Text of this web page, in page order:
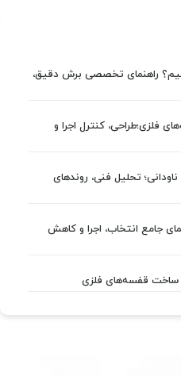
راهنمای تخصصی برش دقیق،
فلزی؛طراحی، کنترل اجرا و
تحلیل فنی، روندهای
جامع انتخاب، اجرا و کاهش
ساخت قفسه‌های فلزی